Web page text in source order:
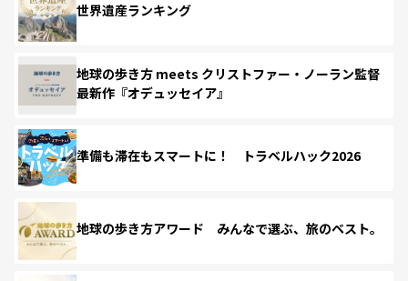
世界遺産ランキング
地球の歩き方 meets クリストファー・ノーラン監督
最新作『オデュッセイア』
準備も滞在もスマートに！ トラベルハック2026
地球の歩き方アワード みんなで選ぶ、旅のベスト。